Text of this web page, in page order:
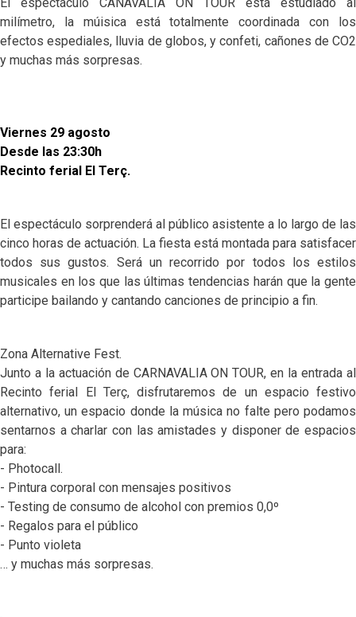
milímetro, la múisica está totalmente coordinada con los
efectos espediales, lluvia de globos, y confeti, cañones de CO2
y muchas más sorpresas.
Viernes 29 agosto
Desde las 23:30h
Recinto ferial El Terç.
El espectáculo sorprenderá al público asistente a lo largo de las
cinco horas de actuación. La fiesta está montada para satisfacer
todos sus gustos. Será un recorrido por todos los estilos
musicales en los que las últimas tendencias harán que la gente
participe bailando y cantando canciones de principio a fin.
Zona Alternative Fest.
Junto a la actuación de CARNAVALIA ON TOUR, en la entrada al
Recinto ferial El Terç, disfrutaremos de un espacio festivo
alternativo, un espacio donde la música no falte pero podamos
sentarnos a charlar con las amistades y disponer de espacios
para:
- Photocall.
- Pintura corporal con mensajes positivos
- Testing de consumo de alcohol con premios 0,0º
- Regalos para el público
- Punto violeta
… y muchas más sorpresas.